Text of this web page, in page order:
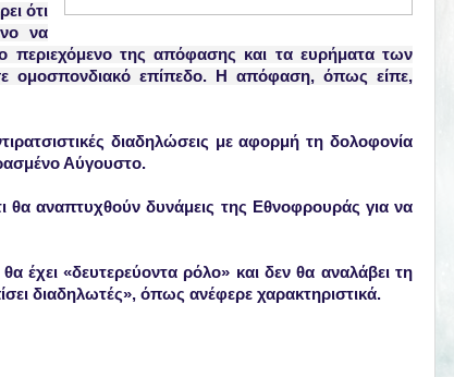
ότι
να
περιεχόμενο της απόφασης και τα ευρήματα των
ομοσπονδιακό επίπεδο. Η απόφαση, όπως είπε,
διαδηλώσεις με αφορμή τη δολοφονία
Αύγουστο.
θα αναπτυχθούν δυνάμεις της Εθνοφρουράς για να
έχει «δευτερεύοντα ρόλο» και δεν θα αναλάβει τη
διαδηλωτές», όπως ανέφερε χαρακτηριστικά.